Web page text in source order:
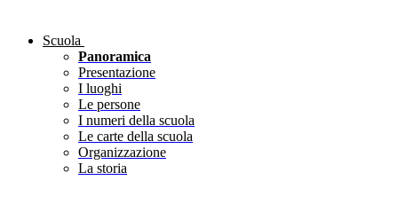
Scuola
Panoramica
Presentazione
I luoghi
Le persone
I numeri della scuola
Le carte della scuola
Organizzazione
La storia